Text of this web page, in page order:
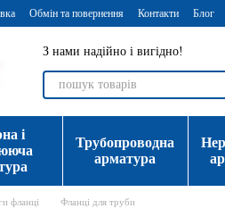
Обмін та повернення Контакти Блог
З нами надійно і вигідно!
і
Трубопроводна
арматура
фланці Фланці для труби